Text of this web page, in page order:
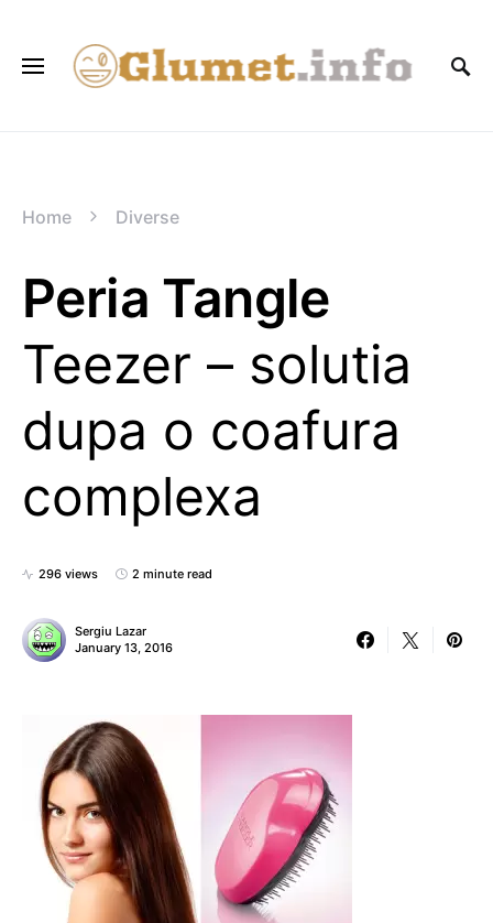
Home Diverse
Peria Tangle
Teezer – solutia
dupa o coafura
complexa
296 views 2 minute read
Sergiu Lazar
January 13, 2016